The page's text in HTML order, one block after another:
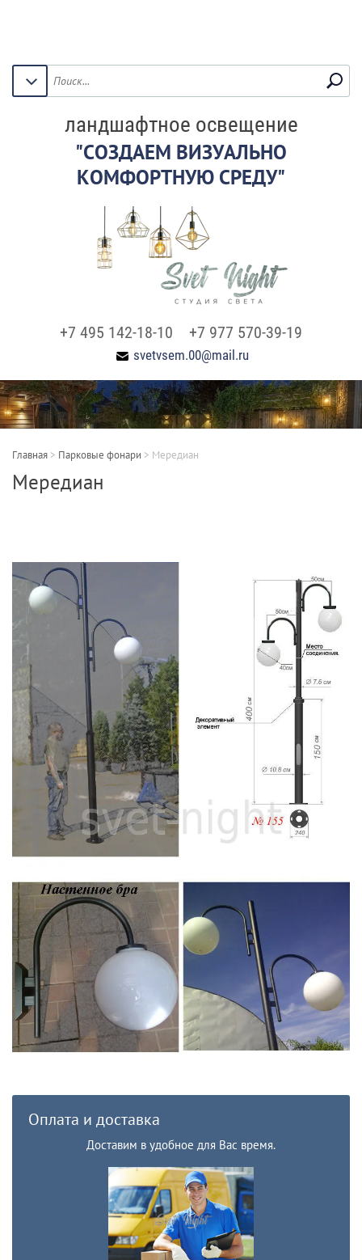
ландшафтное освещение
"СОЗДАЕМ ВИЗУАЛЬНО
КОМФОРТНУЮ СРЕДУ"
+7 495 142-18-10 +7 977 570-39-19
svetvsem.00@mail.ru
Главная > Парковые фонари > Мередиан
Мередиан
Оплата и доставка
Доставим в удобное для Вас время.